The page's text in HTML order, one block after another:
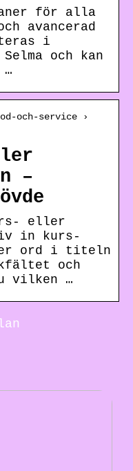
för alla
avancerad
i
och kan
…
och-service ›
–
eller
in kurs-
ord i titeln
och
vilken …